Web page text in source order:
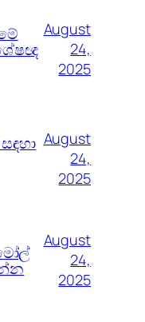
August
24,
2025
August
24,
2025
August
24,
2025